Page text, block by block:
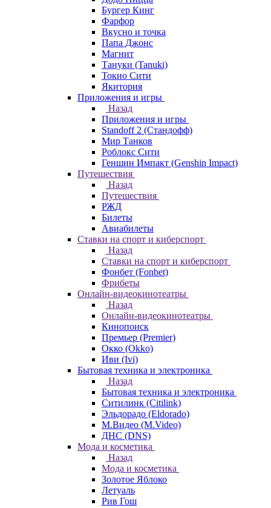
Бургер Кинг
Фарфор
Вкусно и точка
Папа Джонс
Магнит
Тануки (Tanuki)
Токио Сити
Якитория
Приложения и игры
Назад
Приложения и игры
Standoff 2 (Стандофф)
Мир Танков
Роблокс Сити
Геншин Импакт (Genshin Impact)
Путешествия
Назад
Путешествия
РЖД
Билеты
Авиабилеты
Ставки на спорт и киберспорт
Назад
Ставки на спорт и киберспорт
Фонбет (Fonbet)
Фрибеты
Онлайн-видеокинотеатры
Назад
Онлайн-видеокинотеатры
Кинопоиск
Премьер (Premier)
Окко (Okko)
Иви (Ivi)
Бытовая техника и электроника
Назад
Бытовая техника и электроника
Ситилинк (Citilink)
Эльдорадо (Eldorado)
М.Видео (M.Video)
ДНС (DNS)
Мода и косметика
Назад
Мода и косметика
Золотое Яблоко
Летуаль
Рив Гош